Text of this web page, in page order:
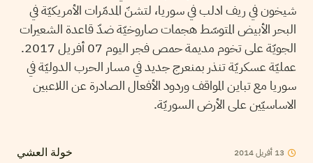
شيخون في ريف ادلب في سوريا، لتشنّ المدمّرات الأمريكيّة في
البحر الأبيض المتوسّط هجمات صاروخيّة ضدّ قاعدة الشعيرات
الجويّة على تخوم مديمة حمص فجر اليوم 07 أفريل 2017.
عمليّة عسكريّة تنذر بمنعرج جديد في مسار الحرب الدوليّة في
سوريا مع تباين المواقف وردود الأفعال الصادرة عن اللاعبين
الاساسيّين على الأرض السوريّة.
خولة العشي 13 أفريل2014